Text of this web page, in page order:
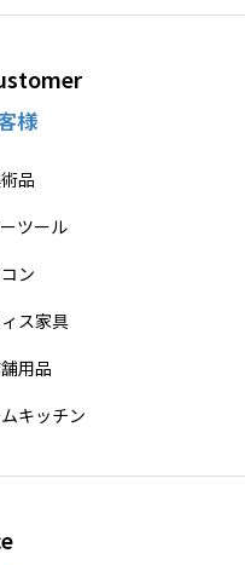
様
品
ツール
ン
ス家具
用品
キッチン